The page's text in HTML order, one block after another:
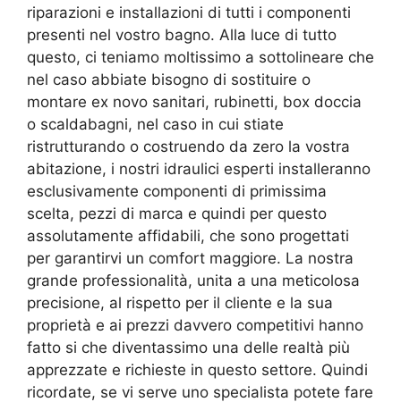
riparazioni e installazioni di tutti i componenti
presenti nel vostro bagno. Alla luce di tutto
questo, ci teniamo moltissimo a sottolineare che
nel caso abbiate bisogno di sostituire o
montare ex novo sanitari, rubinetti, box doccia
o scaldabagni, nel caso in cui stiate
ristrutturando o costruendo da zero la vostra
abitazione, i nostri idraulici esperti installeranno
esclusivamente componenti di primissima
scelta, pezzi di marca e quindi per questo
assolutamente affidabili, che sono progettati
per garantirvi un comfort maggiore. La nostra
grande professionalità, unita a una meticolosa
precisione, al rispetto per il cliente e la sua
proprietà e ai prezzi davvero competitivi hanno
fatto si che diventassimo una delle realtà più
apprezzate e richieste in questo settore. Quindi
ricordate, se vi serve uno specialista potete fare